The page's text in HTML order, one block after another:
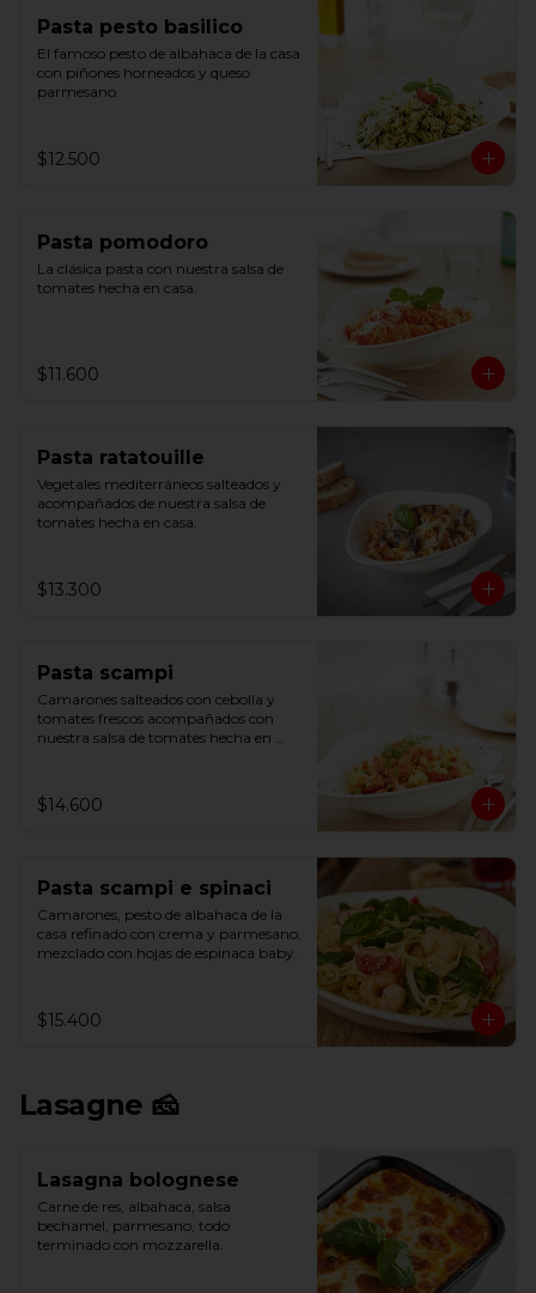
Pasta pesto basilico
El famoso pesto de albahaca de la casa
con piñones horneados y queso
parmesano.
$12.500
Pasta pomodoro
La clásica pasta con nuestra salsa de
tomates hecha en casa.
$11.600
Pasta ratatouille
Vegetales mediterráneos salteados y
acompañados de nuestra salsa de
tomates hecha en casa.
$13.300
Pasta scampi
Camarones salteados con cebolla y
tomates frescos acompañados con
nuestra salsa de tomates hecha en
$14.600
Pasta scampi e spinaci
Camarones, pesto de albahaca de la
casa refinado con crema y parmesano,
mezclado con hojas de espinaca baby.
$15.400
Lasagne 🧀
Lasagna bolognese
Carne de res, albahaca, salsa
bechamel, parmesano, todo
terminado con mozzarella.